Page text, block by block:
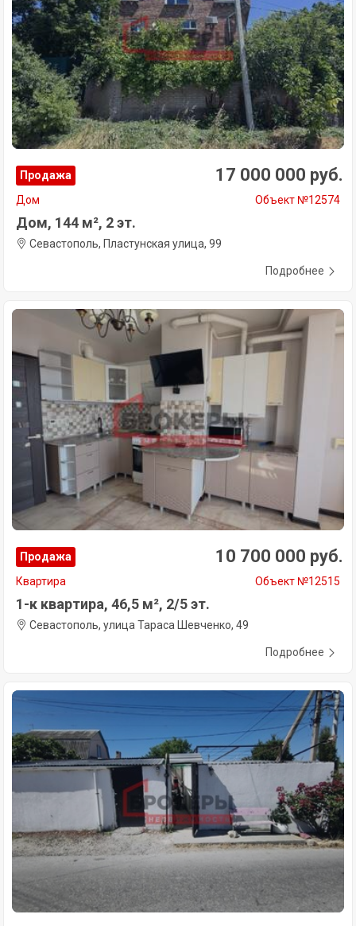
Продажа 17 000 000 руб.
Дом Объект №12574
Дом, 144 м², 2 эт.
Севастополь, Пластунская улица, 99
Подробнее
Продажа 10 700 000 руб.
Квартира Объект №12515
1-к квартира, 46,5 м², 2/5 эт.
Севастополь, улица Тараса Шевченко, 49
Подробнее